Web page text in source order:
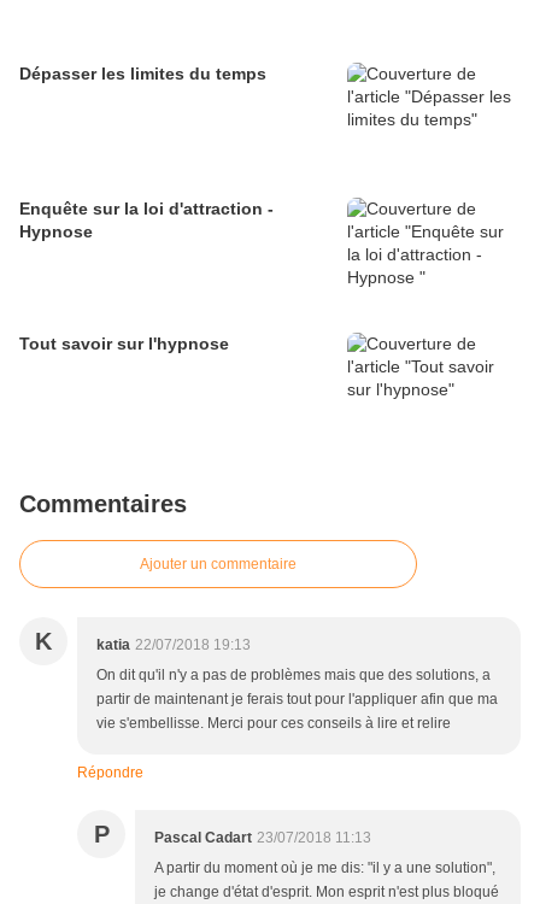
Dépasser les limites du temps
Enquête sur la loi d'attraction -
Hypnose
Tout savoir sur l'hypnose
Commentaires
Ajouter un commentaire
K katia 22/07/2018 19:13
On dit qu'il n'y a pas de problèmes mais que des solutions, a
partir de maintenant je ferais tout pour l'appliquer afin que ma
vie s'embellisse. Merci pour ces conseils à lire et relire
Répondre
P Pascal Cadart 23/07/2018 11:13
A partir du moment où je me dis: "il y a une solution",
je change d'état d'esprit. Mon esprit n'est plus bloqué